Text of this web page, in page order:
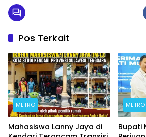
Pos Terkait
METRO
Mahasiswa Lanny Jaya di
METRO
Bupati